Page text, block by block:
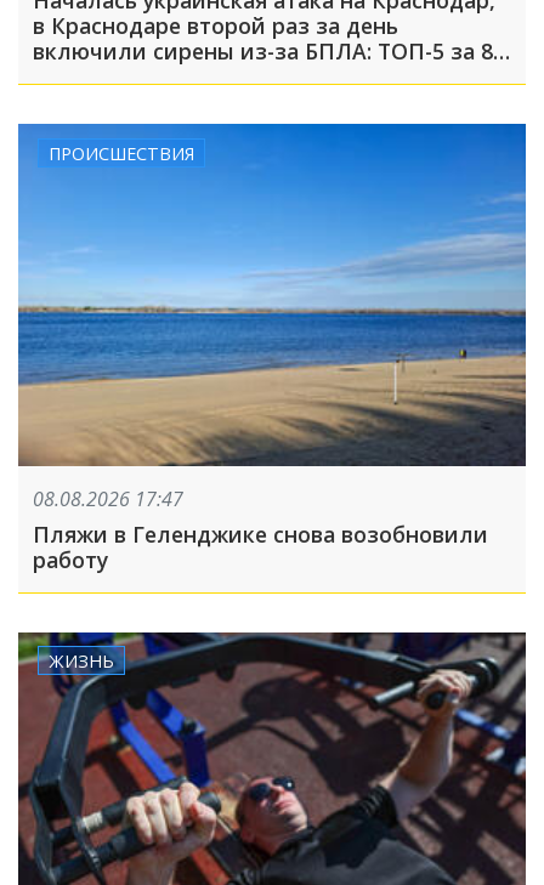
в Краснодаре второй раз за день
включили сирены из-за БПЛА: ТОП-5 за 8
августа
ПРОИСШЕСТВИЯ
08.08.2026 17:47
Пляжи в Геленджике снова возобновили
работу
ЖИЗНЬ